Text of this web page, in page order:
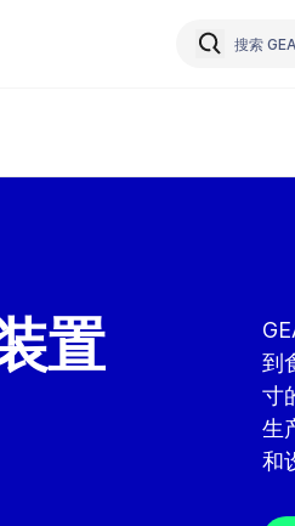
置
到
寸
生
和